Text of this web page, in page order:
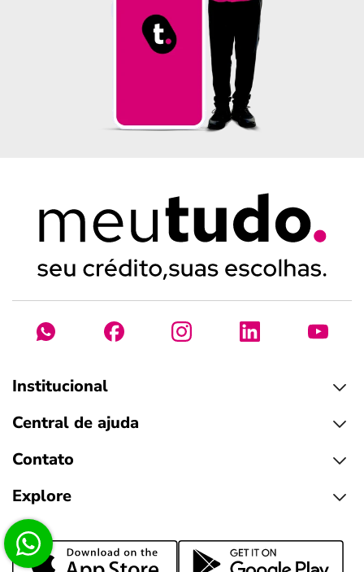
Institucional
Central de ajuda
Contato
Explore